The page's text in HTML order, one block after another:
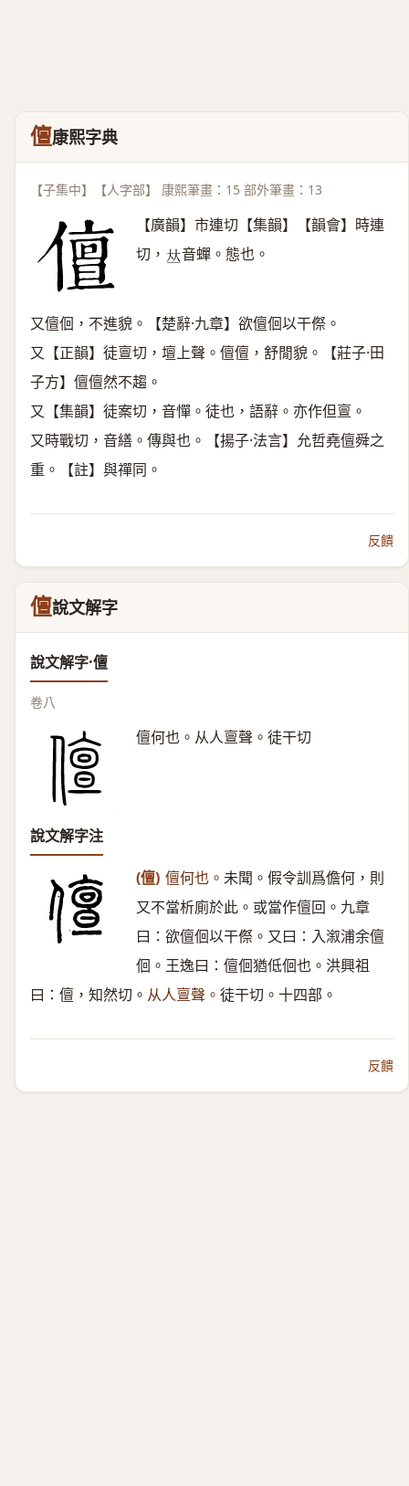
儃康熙字典
【子集中】【人字部】 康熙筆畫：15 部外筆畫：13
【廣韻】市連切【集韻】【韻會】時連
切， 𠀤音蟬。態也。
又儃佪，不進貌。【楚辭·九章】欲儃佪以干傺。
又【正韻】徒亶切，壇上聲。儃儃，舒閒貌。【莊子·田
子方】儃儃然不趨。
又【集韻】徒案切，音憚。徒也，語辭。亦作但亶。
又時戰切，音繕。傳與也。【揚子·法言】允哲堯儃舜之
重。【註】與禪同。
反饋
儃說文解字
說文解字·儃
卷八
儃何也。从人亶聲。徒干切
說文解字注
(儃) 儃何也。 未聞。假令訓爲儋何，則
又不當析廁於此。或當作儃回。九章
曰：欲儃佪以干傺。又曰：入溆浦余儃
佪。王逸曰：儃佪猶低佪也。洪興祖
曰：儃，知然切。 从人亶聲。 徒干切。十四部。
反饋